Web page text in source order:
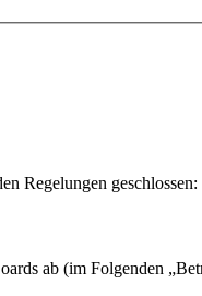
Regelungen geschlossen:
ab (im Folgenden